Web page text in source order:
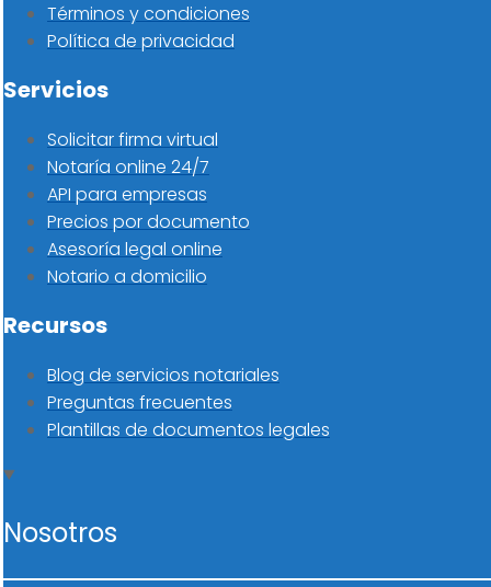
Términos y condiciones
Política de privacidad
Servicios
Solicitar firma virtual
Notaría online 24/7
API para empresas
Precios por documento
Asesoría legal online
Notario a domicilio
Recursos
Blog de servicios notariales
Preguntas frecuentes
Plantillas de documentos legales
Nosotros